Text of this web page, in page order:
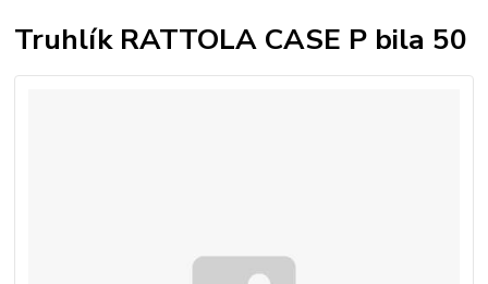
Truhlík RATTOLA CASE P bila 50